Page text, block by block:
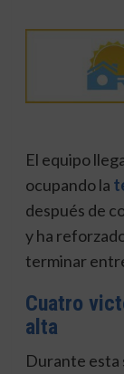
El equipo
ocupando la
después de
y ha
terminar
Cuatro
alta
Durante esta